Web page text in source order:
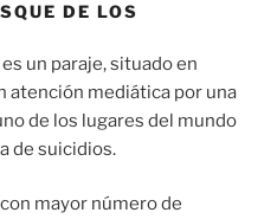
DE LOS
es un paraje, situado en
atención mediática por una
de los lugares del mundo
de suicidios.
mayor número de